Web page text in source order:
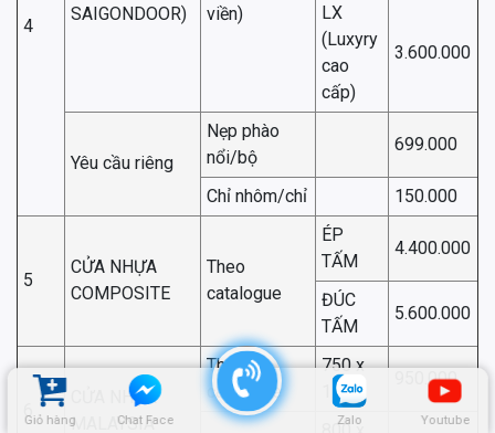
Giỏ hàng Chat Face Zalo Youtube
4
SAIGONDOOR)
viền)
LX
(Luxyry
cao
cấp)
3.600.000
Yêu cầu riêng
Nẹp phào
nổi/bộ
699.000
Chỉ nhôm/chỉ 150.000
5
CỬA NHỰA
COMPOSITE
Theo
catalogue
ÉP
TẤM
4.400.000
ĐÚC
TẤM
5.600.000
6
CỬA NHỰA
MALAYSIA
Theo
catalogue
750 x
1.900
950.000